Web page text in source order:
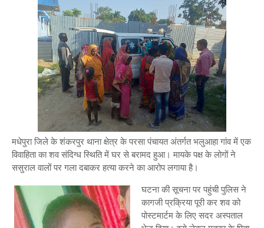
मधेपुरा जिले के शंकरपुर थाना क्षेत्र के परसा पंचायत अंतर्गत भलुआहा गांव में एक
विवाहिता का शव संदिग्ध स्थिति में घर से बरामद हुआ। मायके पक्ष के लोगों ने
ससुराल वालों पर गला दबाकर हत्या करने का आरोप लगाया है।
घटना की सूचना पर पहुंची पुलिस ने
कागजी प्रक्रिया पूरी कर शव को
पोस्टमार्टम के लिए सदर अस्पताल